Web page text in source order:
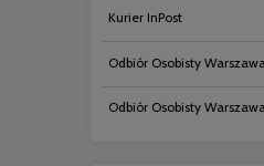
Kurier InPost
Odbiór Osobisty
Odbiór Osobisty